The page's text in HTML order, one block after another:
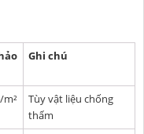
Ghi chú
m²
Tùy vật liệu chống
thấm